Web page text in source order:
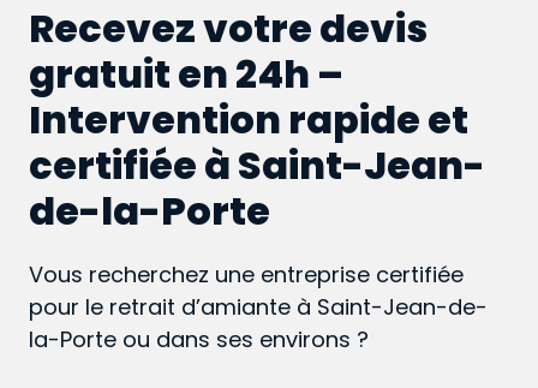
Recevez votre devis
gratuit en 24h –
Intervention rapide et
certifiée à Saint-Jean-
de-la-Porte
Vous recherchez une entreprise certifiée
pour le retrait d’amiante à Saint-Jean-de-
la-Porte ou dans ses environs ?